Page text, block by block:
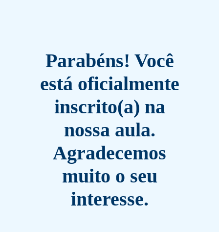
Parabéns! Você
está oficialmente
inscrito(a) na
nossa aula.
Agradecemos
muito o seu
interesse.